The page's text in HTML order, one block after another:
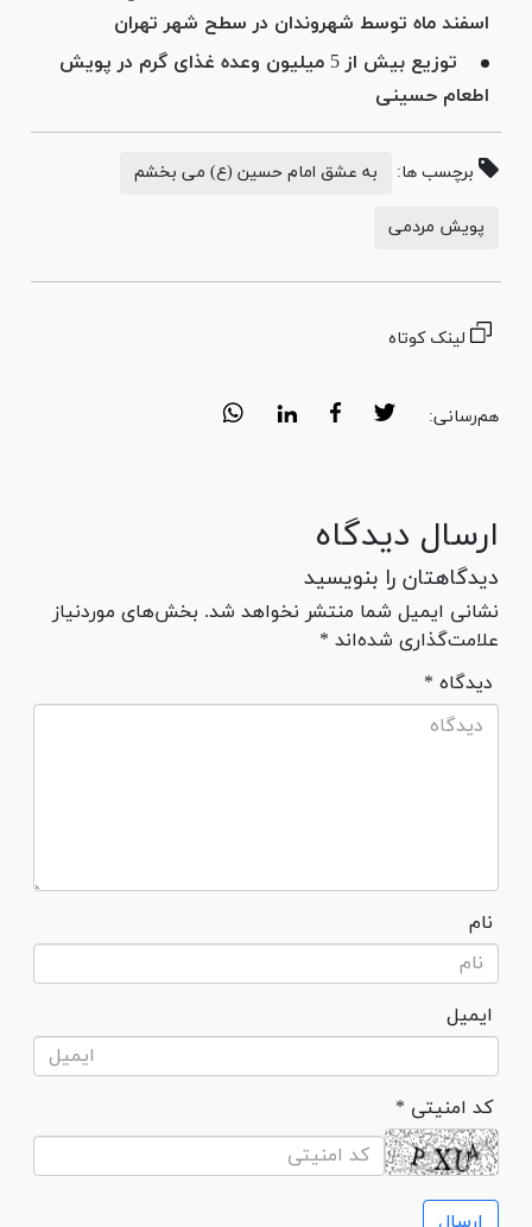
اسفند ماه توسط شهروندان در سطح شهر تهران
توزیع بیش از 5 میلیون وعده غذای گرم در پویش
اطعام حسینی
برچسب ها: به عشق امام حسین (ع) می بخشم
پویش مردمی
لینک کوتاه
هم‌رسانی:
ارسال دیدگاه
دیدگاهتان را بنویسید
نشانی ایمیل شما منتشر نخواهد شد. بخش‌های موردنیاز
علامت‌گذاری شده‌اند *
* دیدگاه
نام
ایمیل
* کد امنیتی